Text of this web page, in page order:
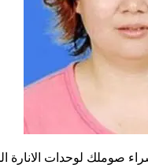
صوملك لوحدات الانارة